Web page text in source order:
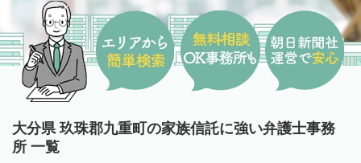
大分県 玖珠郡九重町の家族信託に強い弁護士事務
所 一覧